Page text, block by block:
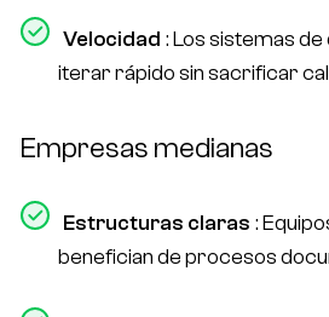
Velocidad : Los sistemas
iterar rápido sin sacrificar
Empresas medianas
Estructuras claras :
benefician de procesos